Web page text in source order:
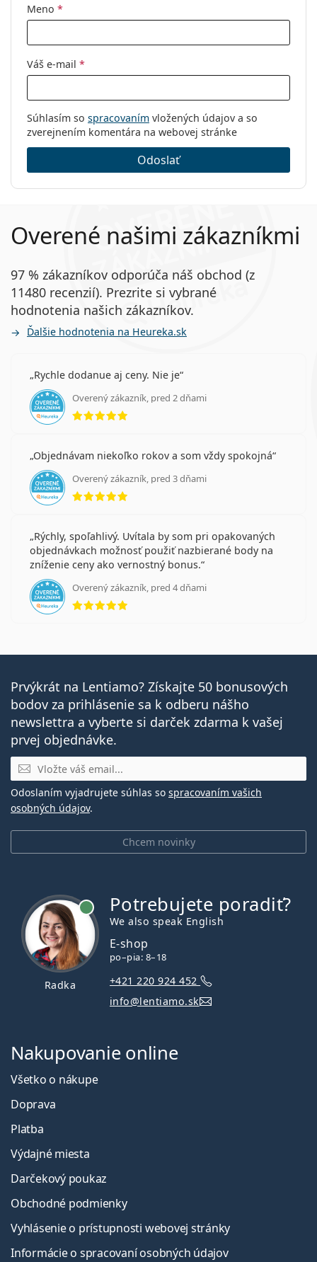
Meno *
Váš e-mail *
Súhlasím so spracovaním vložených údajov a so
zverejnením komentára na webovej stránke
Odoslať
Overené našimi zákazníkmi
97 % zákazníkov odporúča náš obchod (z
11480 recenzií). Prezrite si vybrané
hodnotenia našich zákazníkov.
Ďalšie hodnotenia na Heureka.sk
Rychle dodanue aj ceny. Nie je
Overený zákazník, pred 2 dňami
hodnotenie 5 z 5
Objednávam niekoľko rokov a som vždy spokojná
Overený zákazník, pred 3 dňami
hodnotenie 5 z 5
Rýchly, spoľahlivý. Uvítala by som pri opakovaných
objednávkach možnosť použiť nazbierané body na
zníženie ceny ako vernostný bonus.
Overený zákazník, pred 4 dňami
hodnotenie 5 z 5
Prvýkrát na Lentiamo? Získajte 50 bonusových
bodov za prihlásenie sa k odberu nášho
newslettra a vyberte si darček zdarma k vašej
prvej objednávke.
E-mail
Chcem novinky
Odoslaním vyjadrujete súhlas so spracovaním vašich
osobných údajov.
Radka
Potrebujete poradiť?
We also speak English
E-shop
po–pia: 8–18
+421 220 924 452
info@lentiamo.sk
Nakupovanie online
Všetko o nákupe
Doprava
Platba
Výdajné miesta
Darčekový poukaz
Obchodné podmienky
Vyhlásenie o prístupnosti webovej stránky
Informácie o spracovaní osobných údajov